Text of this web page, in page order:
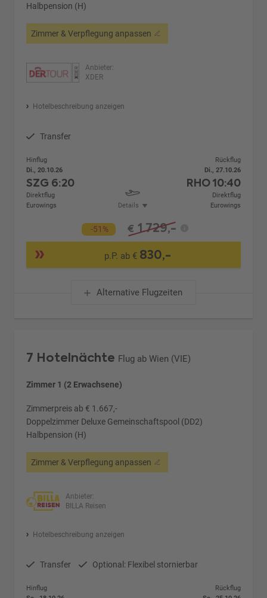
Halbpension (H)
Zimmer & Verpflegung anpassen
Anbieter:
XDER
Hotelbeschreibung anzeigen
Transfer
Hinflug
Di., 20.10.26
SZG 6:20
Direktflug
Eurowings
Details
Rückflug
Di., 27.10.26
RHO10:40
Direktflug
Eurowings
-51% € 1.729,-
p.P. ab € 830,-
Alternative Flugzeiten
7 Hotelnächte Flug ab Wien (VIE)
Zimmer 1 (2 Erwachsene)
Zimmerpreis ab € 1.667,-
Doppelzimmer Deluxe Gemeinschaftspool (DD2)
Halbpension (H)
Zimmer & Verpflegung anpassen
Anbieter:
BILLA Reisen
Hotelbeschreibung anzeigen
Transfer Optional: Flexibel stornierbar
Hinflug
Rückflug